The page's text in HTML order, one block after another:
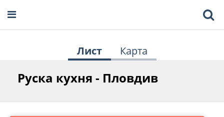
Лист Карта
Руска кухня - Пловдив